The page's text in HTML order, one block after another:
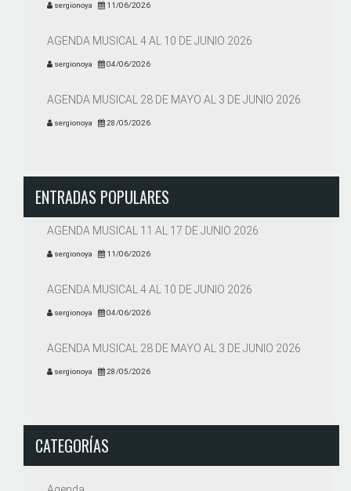
sergionoya 11/06/2026
AGENDA MUSICAL 4 AL 10 DE JUNIO 2026
sergionoya 04/06/2026
AGENDA MUSICAL 28 DE MAYO AL 3 DE JUNIO 2026
sergionoya 28/05/2026
ENTRADAS POPULARES
AGENDA MUSICAL 11 AL 17 DE JUNIO 2026
sergionoya 11/06/2026
AGENDA MUSICAL 4 AL 10 DE JUNIO 2026
sergionoya 04/06/2026
AGENDA MUSICAL 28 DE MAYO AL 3 DE JUNIO 2026
sergionoya 28/05/2026
CATEGORÍAS